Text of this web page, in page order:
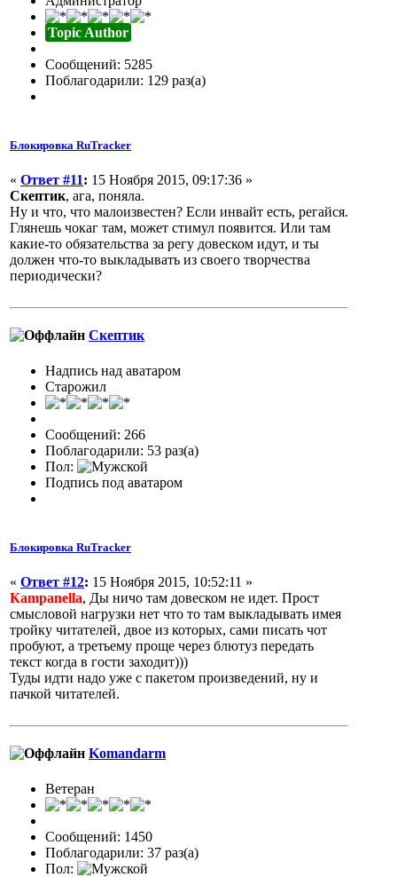
Topic Author
Сообщений: 5285
Поблагодарили: 129 раз(а)
Блокировка RuTracker
« Ответ #11: 15 Ноября 2015, 09:17:36 »
Скептик, ага, поняла.
Ну и что, что малоизвестен? Если инвайт есть, регайся.
Глянешь чокаг там, может стимул появится. Или там
какие-то обязательства за регу довеском идут, и ты
должен что-то выкладывать из своего творчества
периодически?
Скептик
Надпись над аватаром
Старожил
Сообщений: 266
Поблагодарили: 53 раз(а)
Пол:
Подпись под аватаром
Блокировка RuTracker
« Ответ #12: 15 Ноября 2015, 10:52:11 »
Кampanella, Ды ничо там довеском не идет. Прост
смысловой нагрузки нет что то там выкладывать имея
тройку читателей, двое из которых, сами писать чот
пробуют, а третьему проще через блютуз передать
текст когда в гости заходит)))
Туды идти надо уже с пакетом произведений, ну и
пачкой читателей.
Komandarm
Ветеран
Сообщений: 1450
Поблагодарили: 37 раз(а)
Пол: